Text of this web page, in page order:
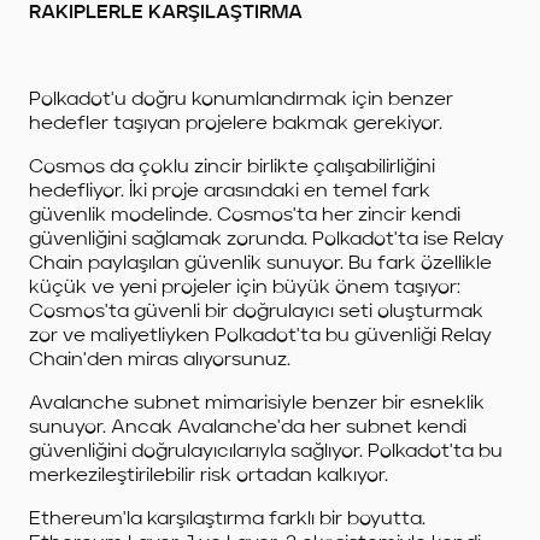
RAKIPLERLE KARŞILAŞTIRMA
Polkadot'u doğru konumlandırmak için benzer
hedefler taşıyan projelere bakmak gerekiyor.
Cosmos da çoklu zincir birlikte çalışabilirliğini
hedefliyor. İki proje arasındaki en temel fark
güvenlik modelinde. Cosmos'ta her zincir kendi
güvenliğini sağlamak zorunda. Polkadot'ta ise Relay
Chain paylaşılan güvenlik sunuyor. Bu fark özellikle
küçük ve yeni projeler için büyük önem taşıyor:
Cosmos'ta güvenli bir doğrulayıcı seti oluşturmak
zor ve maliyetliyken Polkadot'ta bu güvenliği Relay
Chain'den miras alıyorsunuz.
Avalanche subnet mimarisiyle benzer bir esneklik
sunuyor. Ancak Avalanche'da her subnet kendi
güvenliğini doğrulayıcılarıyla sağlıyor. Polkadot'ta bu
merkezileştirilebilir risk ortadan kalkıyor.
Ethereum'la karşılaştırma farklı bir boyutta.